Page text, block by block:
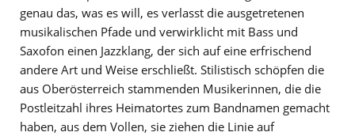
genau das, was es will, es verlasst die ausgetretenen
musikalischen Pfade und verwirklicht mit Bass und
Saxofon einen Jazzklang, der sich auf eine erfrischend
andere Art und Weise erschließt. Stilistisch schöpfen die
aus Oberösterreich stammenden Musikerinnen, die die
Postleitzahl ihres Heimatortes zum Bandnamen gemacht
haben, aus dem Vollen, sie ziehen die Linie auf